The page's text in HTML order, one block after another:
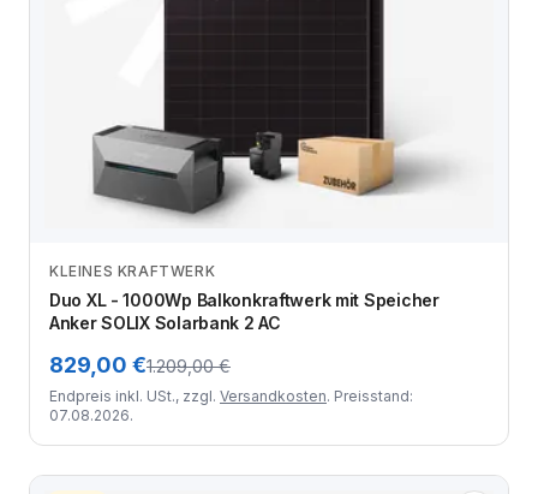
Zum Angebot
KLEINES KRAFTWERK
Duo XL - 1000Wp Balkonkraftwerk mit Speicher
Anker SOLIX Solarbank 2 AC
829,00 €1.209,00 €
Endpreis inkl. USt., zzgl. Versandkosten. Preisstand:
07.08.2026.